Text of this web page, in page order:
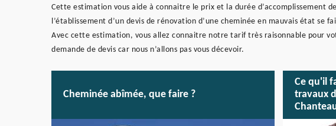
Cette estimation vous aide à connaitre le prix et la durée d’accomplissement
l’établissement d’un devis de rénovation d’une cheminée en mauvais état se
Avec cette estimation, vous allez connaitre notre tarif très raisonnable pour
demande de devis car nous n’allons pas vous décevoir.
Cheminée abîmée, que faire ?
Ce qu'il
travaux